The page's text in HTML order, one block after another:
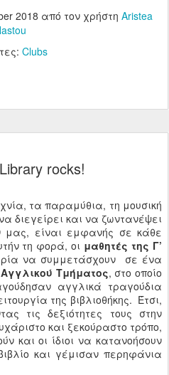
2018 από τον χρήστη Aristea
Clubs
rocks!
τα παραμύθια, τη μουσική
διεγείρει και να ζωντανέψει
είναι εμφανής σε κάθε
τη φορά, οι μαθητές της Γ’
να συμμετάσχουν σε ένα
Τμήματος, στο οποίο
αγγλικά τραγούδια
της βιβλιοθήκης. Έτσι,
τις δεξιότητες τους στην
και ξεκούραστο τρόπο,
και οι ίδιοι να κατανοήσουν
και γέμισαν περηφάνια